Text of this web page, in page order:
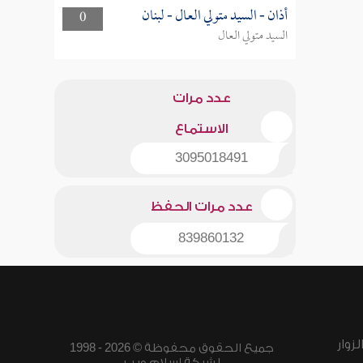
0
أذان - السيد متولي العال - لبنان
السيد متولي العال
عدد مرات
الاستماع
3095018491
عدد مرات الحفظ
839860132
جميع الحقوق محفوظة © 2026 - 1998